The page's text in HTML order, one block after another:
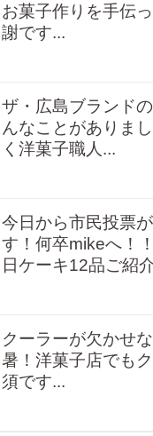
お菓子作りを手伝
謝です...
ザ・広島ブランド
んなことがありま
く洋菓子職人...
今日から市民投票
す！何卒mikeへ！
日ケーキ12品ご紹
クーラーが欠かせ
暑！洋菓子店でも
須です...